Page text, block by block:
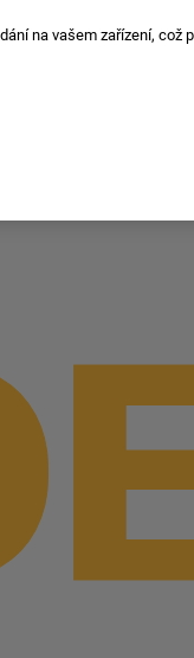
na vašem zařízení, což